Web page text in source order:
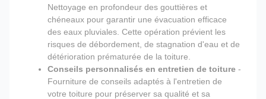
Nettoyage en profondeur des gouttières et
chéneaux pour garantir une évacuation efficace
des eaux pluviales. Cette opération prévient les
risques de débordement, de stagnation d'eau et de
détérioration prématurée de la toiture.
Conseils personnalisés en entretien de toiture -
Fourniture de conseils adaptés à l'entretien de
votre toiture pour préserver sa qualité et sa